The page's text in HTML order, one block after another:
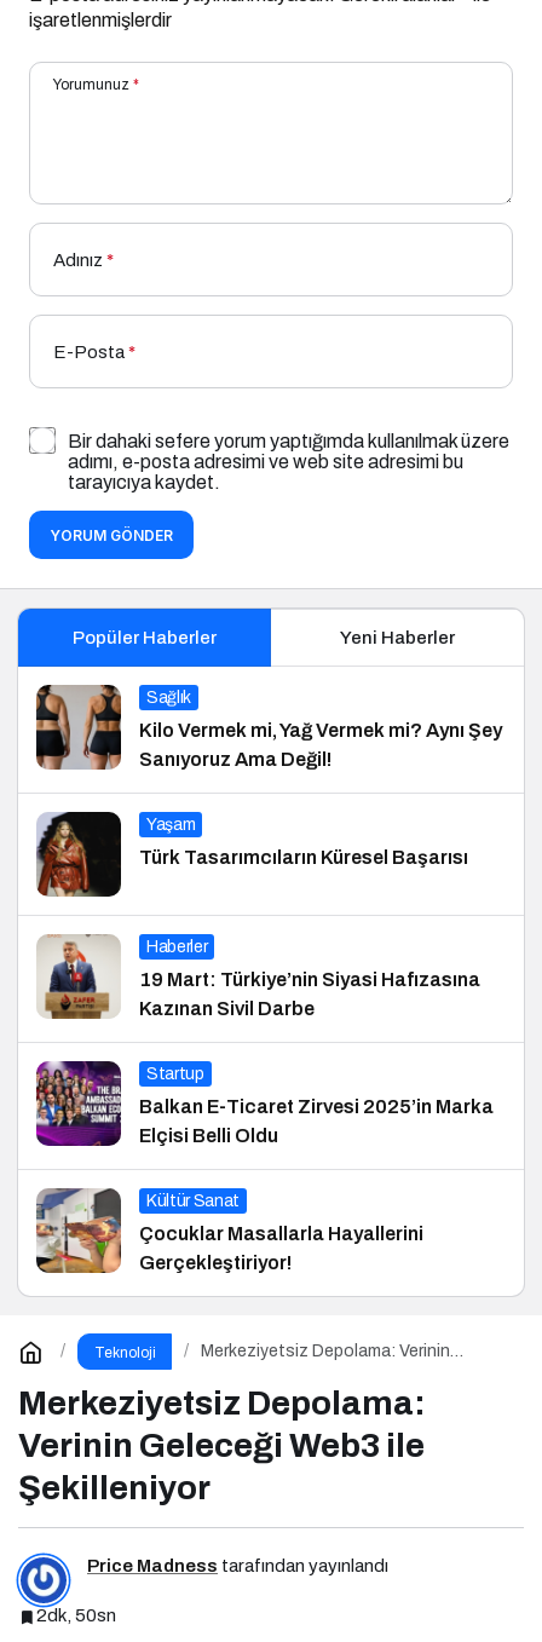
işaretlenmişlerdir
Yorumunuz *
Adınız *
E-Posta*
Bir dahaki sefere yorum yaptığımda kullanılmak üzere
adımı, e-posta adresimi ve web site adresimi bu
tarayıcıya kaydet.
YORUM GÖNDER
Popüler Haberler Yeni Haberler
Sağlık
Kilo Vermek mi, Yağ Vermek mi? Aynı Şey
Sanıyoruz Ama Değil!
Yaşam
Türk Tasarımcıların Küresel Başarısı
Haberler
19 Mart: Türkiye’nin Siyasi Hafızasına
Kazınan Sivil Darbe
Startup
Balkan E-Ticaret Zirvesi 2025’in Marka
Elçisi Belli Oldu
Kültür Sanat
Çocuklar Masallarla Hayallerini
Gerçekleştiriyor!
Teknoloji
Merkeziyetsiz Depolama: Verinin
Merkeziyetsiz Depolama:
Verinin Geleceği Web3 ile
Şekilleniyor
Price Madness tarafından yayınlandı
2dk, 50sn